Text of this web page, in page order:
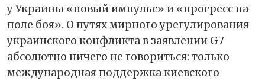
у Украины «новый импульс» и «прогресс на
поле боя». О путях мирного урегулирования
украинского конфликта в заявлении G7
абсолютно ничего не говориться: только
международная поддержка киевского